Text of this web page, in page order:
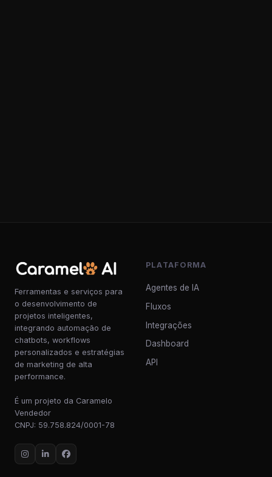
Ferramentas e serviços para
o desenvolvimento de
projetos inteligentes,
integrando automação de
chatbots, workflows
personalizados e estratégias
de marketing de alta
performance.
É um projeto da Caramelo
Vendedor
CNPJ: 59.758.824/0001-78
PLATAFORMA
Agentes de IA
Fluxos
Integrações
Dashboard
API